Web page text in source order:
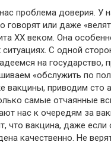
проблема доверия. У
говорят или даже
XX веком. Она
ситуациях. С одной
на государство,
«обслужить по
вакцины, приводим сто
самые отчаянные
нас к очередям за
что вакцина, даже если
качественно. Не